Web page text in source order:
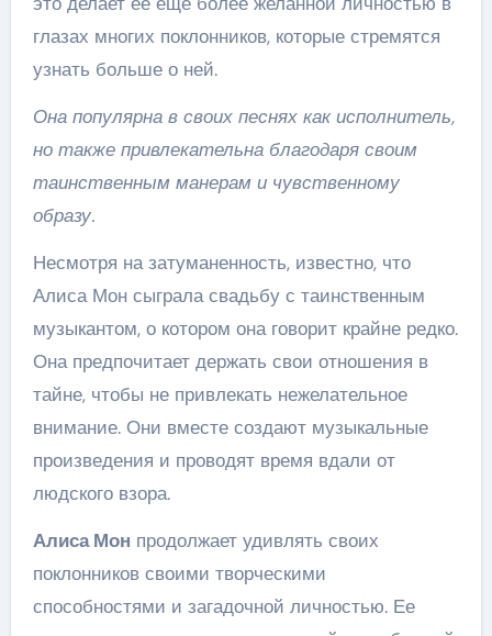
глазах многих поклонников, которые стремятся
узнать больше о ней.
Она популярна в своих песнях как исполнитель,
но также привлекательна благодаря своим
таинственным манерам и чувственному
образу.
Несмотря на затуманенность, известно, что
Алиса Мон сыграла свадьбу с таинственным
музыкантом, о котором она говорит крайне редко.
Она предпочитает держать свои отношения в
тайне, чтобы не привлекать нежелательное
внимание. Они вместе создают музыкальные
произведения и проводят время вдали от
людского взора.
Алиса Мон продолжает удивлять своих
поклонников своими творческими
способностями и загадочной личностью. Ее